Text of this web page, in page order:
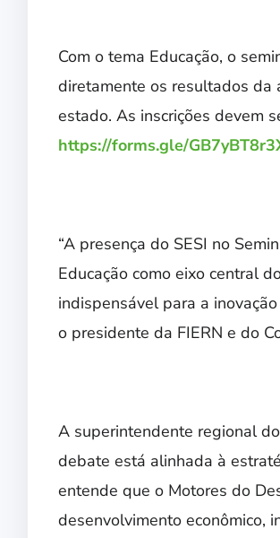
Com o tema Educação, o
diretamente os resultados da
estado. As inscrições devem
https://forms.gle/
“A presença do SESI no
Educação como eixo central
indispensável para a
o presidente da FIERN e do
A superintendente regional
debate está alinhada à
entende que o Motores do
desenvolvimento econômico,